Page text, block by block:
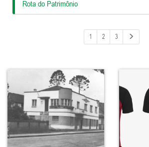
Rota do Patrimônio
1 2 3